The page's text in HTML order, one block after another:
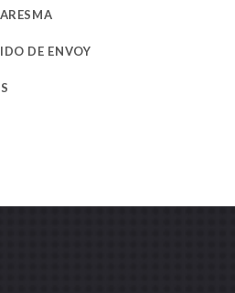
DE ENVOY